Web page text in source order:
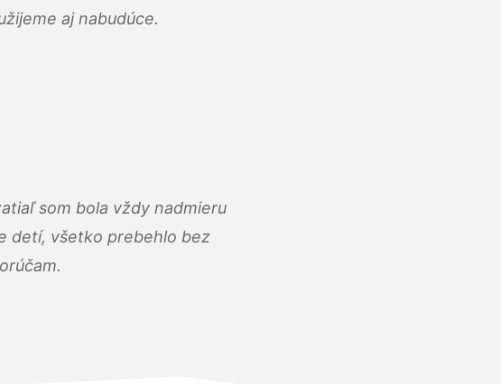
aj nabudúce.
som bola vždy nadmieru
detí, všetko prebehlo bez